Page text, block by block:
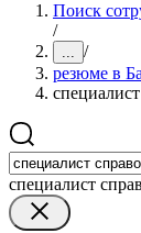
Поиск
/
... /
резюме в
специалист